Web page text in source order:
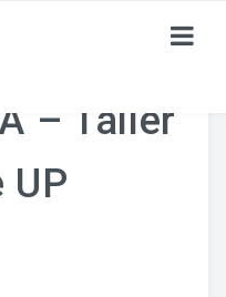
– Taller
UP